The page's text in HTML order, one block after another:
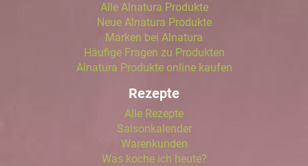
Alle Alnatura Produkte
Neue Alnatura Produkte
Marken bei Alnatura
Häufige Fragen zu Produkten
Alnatura Produkte online kaufen
Rezepte
Alle Rezepte
Saisonkalender
Warenkunden
Was koche ich heute?